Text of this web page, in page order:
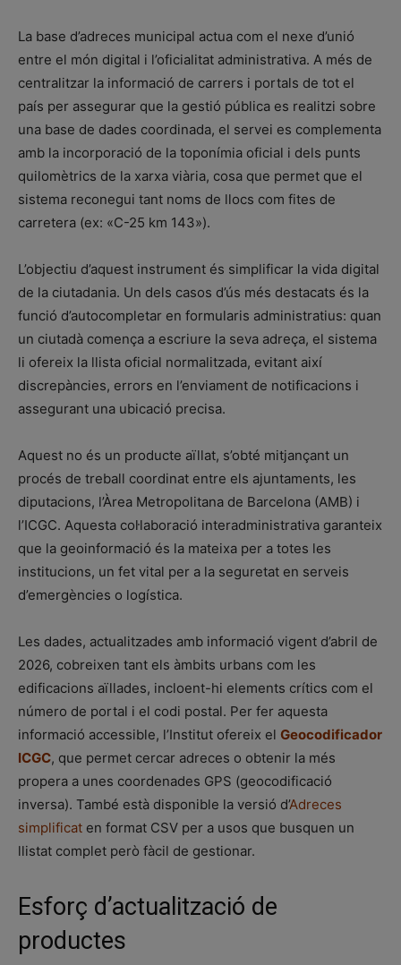
La base d’adreces municipal actua com el nexe d’unió
entre el món digital i l’oficialitat administrativa. A més de
centralitzar la informació de carrers i portals de tot el
país per assegurar que la gestió pública es realitzi sobre
una base de dades coordinada, el servei es complementa
amb la incorporació de la toponímia oficial i dels punts
quilomètrics de la xarxa viària, cosa que permet que el
sistema reconegui tant noms de llocs com fites de
carretera (ex: «C-25 km 143»).
L’objectiu d’aquest instrument és simplificar la vida digital
de la ciutadania. Un dels casos d’ús més destacats és la
funció d’autocompletar en formularis administratius: quan
un ciutadà comença a escriure la seva adreça, el sistema
li ofereix la llista oficial normalitzada, evitant així
discrepàncies, errors en l’enviament de notificacions i
assegurant una ubicació precisa.
Aquest no és un producte aïllat, s’obté mitjançant un
procés de treball coordinat entre els ajuntaments, les
diputacions, l’Àrea Metropolitana de Barcelona (AMB) i
l’ICGC. Aquesta col·laboració interadministrativa garanteix
que la geoinformació és la mateixa per a totes les
institucions, un fet vital per a la seguretat en serveis
d’emergències o logística.
Les dades, actualitzades amb informació vigent d’abril de
2026, cobreixen tant els àmbits urbans com les
edificacions aïllades, incloent-hi elements crítics com el
número de portal i el codi postal. Per fer aquesta
informació accessible, l’Institut ofereix el Geocodificador
ICGC, que permet cercar adreces o obtenir la més
propera a unes coordenades GPS (geocodificació
inversa). També està disponible la versió d’Adreces
simplificat en format CSV per a usos que busquen un
llistat complet però fàcil de gestionar.
Esforç d’actualització de
productes